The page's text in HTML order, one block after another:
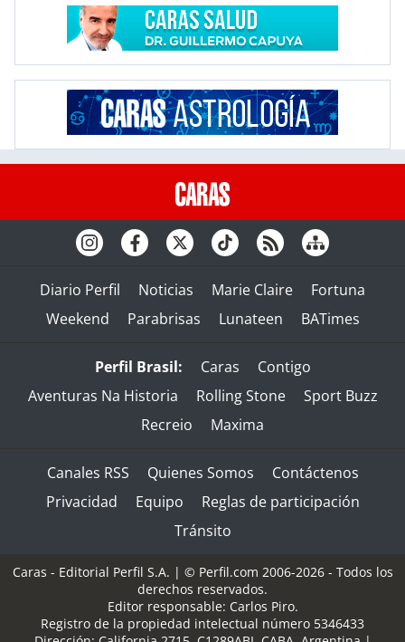
Diario Perfil Noticias Marie Claire
Fortuna
Weekend
Parabrisas Lunateen BATimes
Perfil Brasil: Caras
Contigo
Aventuras Na Historia
Rolling Stone
Sport Buzz
Recreio
Maxima
Canales RSS Quienes Somos
Contáctenos
Privacidad
Equipo
Reglas de participación
Tránsito
Caras - Editorial Perfil S.A. | © Perfil.com 2006-2026 - Todos los
derechos reservados.
Editor responsable: Carlos Piro.
Registro de la propiedad intelectual número 5346433